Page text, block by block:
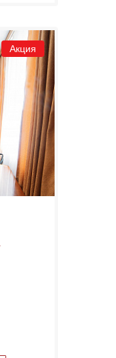
Акция